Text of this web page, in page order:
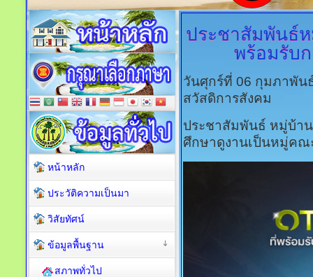
ประชาสัมพันธ์
พร้อมรับ
วันศุกร์ที่ 06 กุมภาพัน
สวัสดิการสังคม
ประชาสัมพันธ์ หมู่บ้าน
ศึกษาดูงานเป็นหมู่คณ
หน้าหลัก
ประวัติความเป็นมา
วิสัยทัศน์
ข้อมูลพื้นฐาน
สภาพทั่วไป